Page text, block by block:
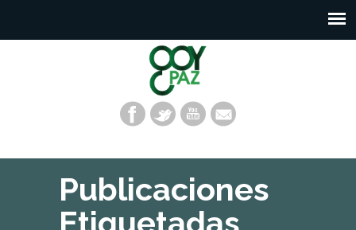
Publicaciones